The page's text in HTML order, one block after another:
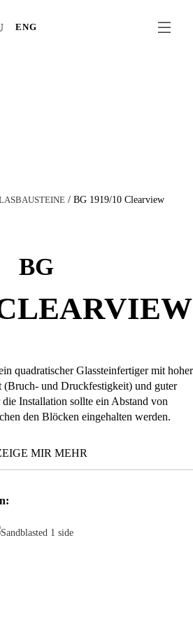
ENG
/ BG 1919/10 Clearview
BG
quadratischer Glassteinfertiger mit hoher
(Bruch- und Druckfestigkeit) und guter
Installation sollte ein Abstand von
den Blöcken eingehalten werden.
MIR MEHR